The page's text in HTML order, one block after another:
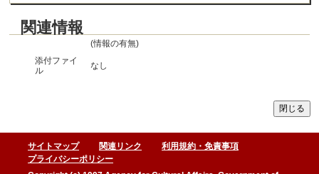
関連情報
(情報の有無)
添付ファイ
ル
なし
サイトマップ 関連リンク
利用規約・免責事項
プライバシーポリシー